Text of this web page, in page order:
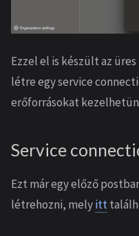
Ezzel el is készült az
létre egy service
erőforrásokat
Service
Ezt már egy előző
létrehozni, melyitt